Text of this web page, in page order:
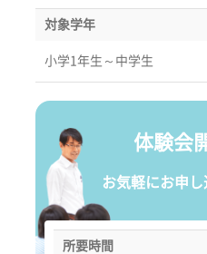
対象学年
小学1年生～中学生
体験会
お気軽にお申
所要時間